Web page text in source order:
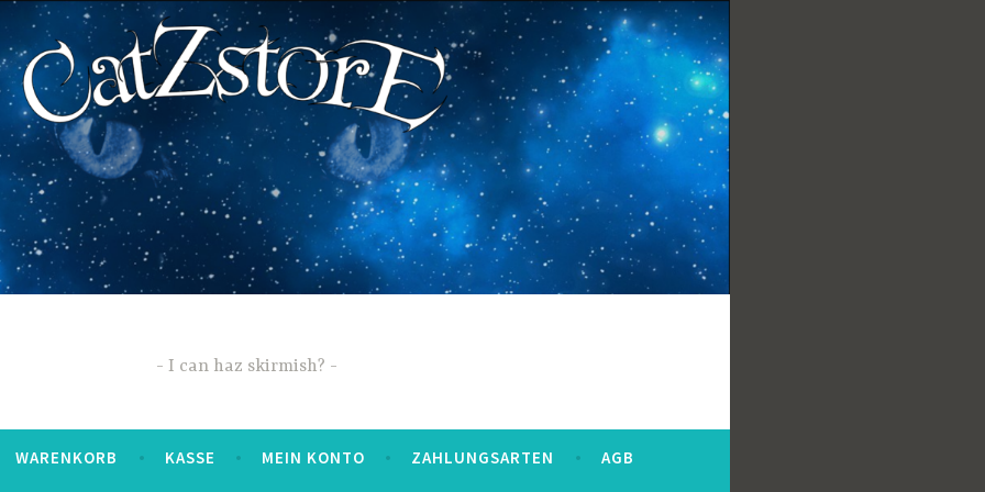
I can haz skirmish?
WARENKORB KASSE MEIN KONTO ZAHLUNGSARTEN AGB